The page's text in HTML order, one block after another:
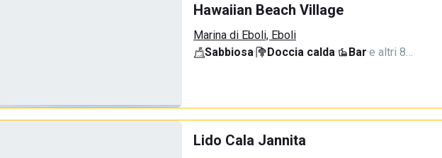
Hawaiian Beach Village
Marina di Eboli, Eboli
Sabbiosa· Doccia calda· Bar·e altri 8…
Lido Cala Jannita